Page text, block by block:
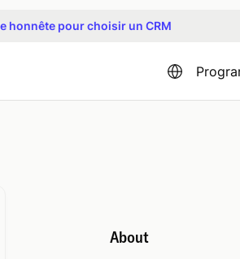
honnête pour choisir un CRM
à la prochaine visite du produit
About